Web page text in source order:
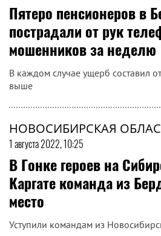
Пятеро пенсионеров в
пострадали от рук
мошенников за неделю
В каждом случае ущерб составил
выше
НОВОСИБИРСКАЯ
1 августа 2022, 10:25
В Гонке героев на
Каргате команда из
место
Уступили командам из